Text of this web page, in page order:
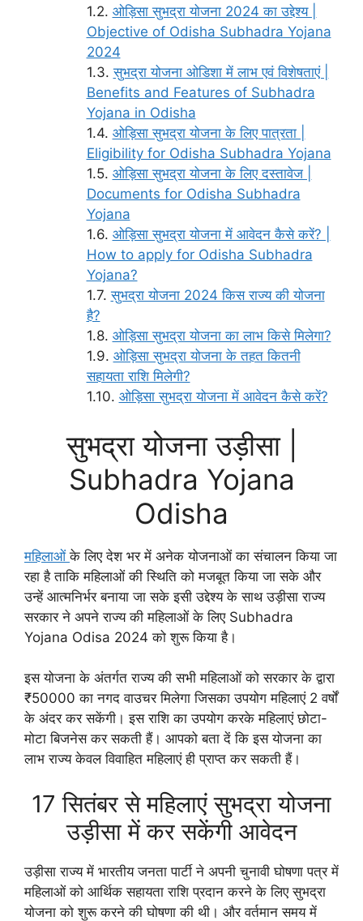
ओड़िसा सुभद्रा योजना 2024 का उद्देश्य |
Objective of Odisha Subhadra Yojana
2024
सुभद्रा योजना ओडिशा में लाभ एवं विशेषताएं |
Benefits and Features of Subhadra
Yojana in Odisha
ओड़िसा सुभद्रा योजना के लिए पात्रता |
Eligibility for Odisha Subhadra Yojana
ओड़िसा सुभद्रा योजना के लिए दस्तावेज |
Documents for Odisha Subhadra
Yojana
ओड़िसा सुभद्रा योजना में आवेदन कैसे करें? |
How to apply for Odisha Subhadra
Yojana?
सुभद्रा योजना 2024 किस राज्य की योजना
है?
ओड़िसा सुभद्रा योजना का लाभ किसे मिलेगा?
ओड़िसा सुभद्रा योजना के तहत कितनी
सहायता राशि मिलेगी?
ओड़िसा सुभद्रा योजना में आवेदन कैसे करें?
सुभद्रा योजना उड़ीसा |
Subhadra Yojana
Odisha
महिलाओंके लिए देश भर में अनेक योजनाओं का संचालन किया जा
रहा है ताकि महिलाओं की स्थिति को मजबूत किया जा सके और
उन्हें आत्मनिर्भर बनाया जा सके इसी उद्देश्य के साथ उड़ीसा राज्य
सरकार ने अपने राज्य की महिलाओं के लिए Subhadra
Yojana Odisa 2024 को शुरू किया है।
इस योजना के अंतर्गत राज्य की सभी महिलाओं को सरकार के द्वारा
₹50000 का नगद वाउचर मिलेगा जिसका उपयोग महिलाएं 2 वर्षों
के अंदर कर सकेंगी। इस राशि का उपयोग करके महिलाएं छोटा-
मोटा बिजनेस कर सकती हैं। आपको बता दें कि इस योजना का
लाभ राज्य केवल विवाहित महिलाएं ही प्राप्त कर सकती हैं।
17 सितंबर से महिलाएं सुभद्रा योजना
उड़ीसा में कर सकेंगी आवेदन
उड़ीसा राज्य में भारतीय जनता पार्टी ने अपनी चुनावी घोषणा पत्र में
महिलाओं को आर्थिक सहायता राशि प्रदान करने के लिए सुभद्रा
योजना को शुरू करने की घोषणा की थी। और वर्तमान समय में